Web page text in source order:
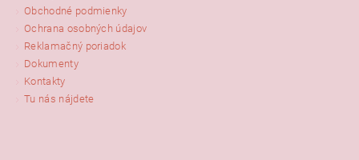
Obchodné podmienky
Ochrana osobných údajov
Reklamačný poriadok
Dokumenty
Kontakty
Tu nás nájdete